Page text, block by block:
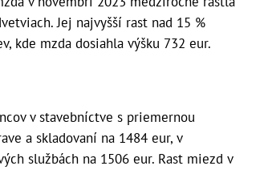
Jej najvyšší rast nad 15 %
kde mzda dosiahla výšku 732 eur.
v stavebníctve s priemernou
a skladovaní na 1484 eur, v
službách na 1506 eur. Rast miezd v